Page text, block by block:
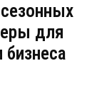
для